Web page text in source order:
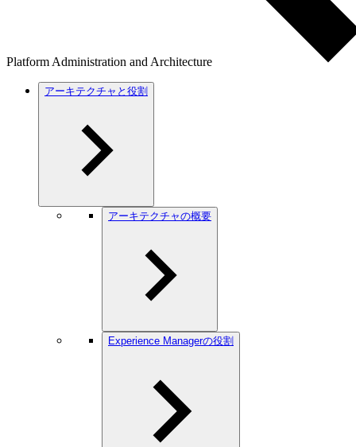
Platform Administration and Architecture
アーキテクチャと役割
アーキテクチャの概要
Experience Managerの役割